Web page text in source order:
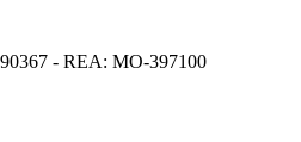
- REA: MO-397100